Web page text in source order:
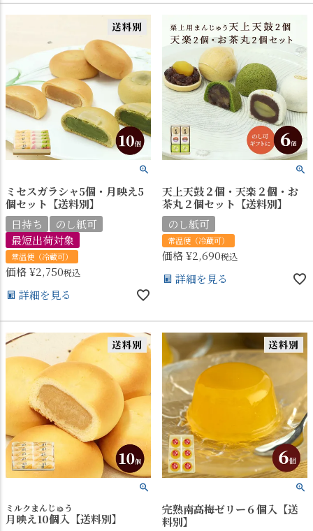
ミセスガラシャ5個・月映え5
個セット【送料別】
日持ち
のし紙可
最短出荷対象
常温便（冷蔵可）
価格¥2,750税込
詳細を見る
天上天鼓２個・天楽２個・お
茶丸２個セット【送料別】
のし紙可
常温便（冷蔵可）
価格¥2,690税込
詳細を見る
ミルクまんじゅう
月映え10個入【送料別】
完熟南高梅ゼリー６個入【送
料別】